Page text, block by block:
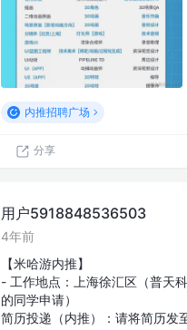
内推招聘广场
分享
用户5918848536503
4年前
【米哈游内推】
- 工作地点：上海徐汇区（普天
的同学申请）
简历投递（内推）：请将简历